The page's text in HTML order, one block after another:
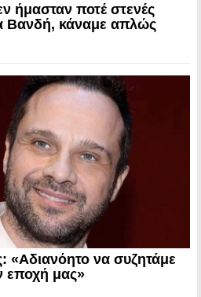
ήμασταν ποτέ στενές
Βανδή, κάναμε απλώς
να συζητάμε
εποχή μας»